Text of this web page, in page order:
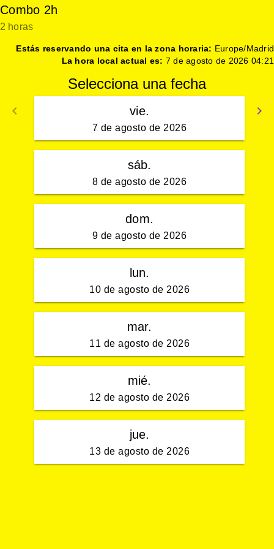
Combo 2h
2 horas
Estás reservando una cita en la zona horaria: Europe/Madrid
La hora local actual es: 7 de agosto de 2026 04:21
Selecciona una fecha
keyboard_arrow_left
Volver
keyboard_arrow_right
vie.
7 de agosto de 2026
sáb.
8 de agosto de 2026
dom.
9 de agosto de 2026
lun.
10 de agosto de 2026
mar.
11 de agosto de 2026
mié.
12 de agosto de 2026
jue.
13 de agosto de 2026